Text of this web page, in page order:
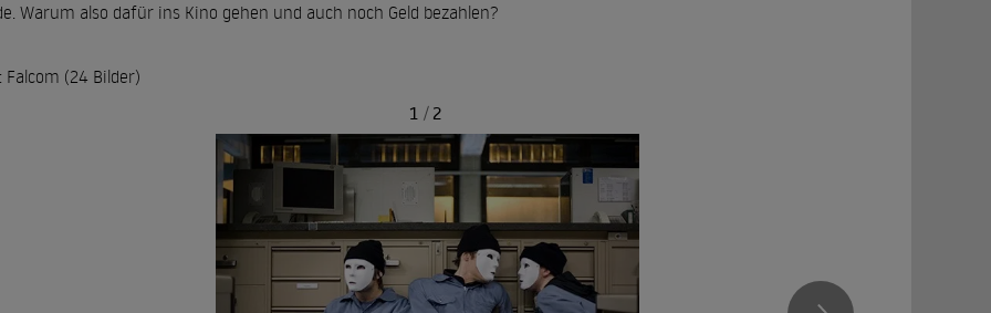
Warum also dafür ins Kino gehen und auch noch Geld bezahlen?
Falcom (24 Bilder)
1 / 2